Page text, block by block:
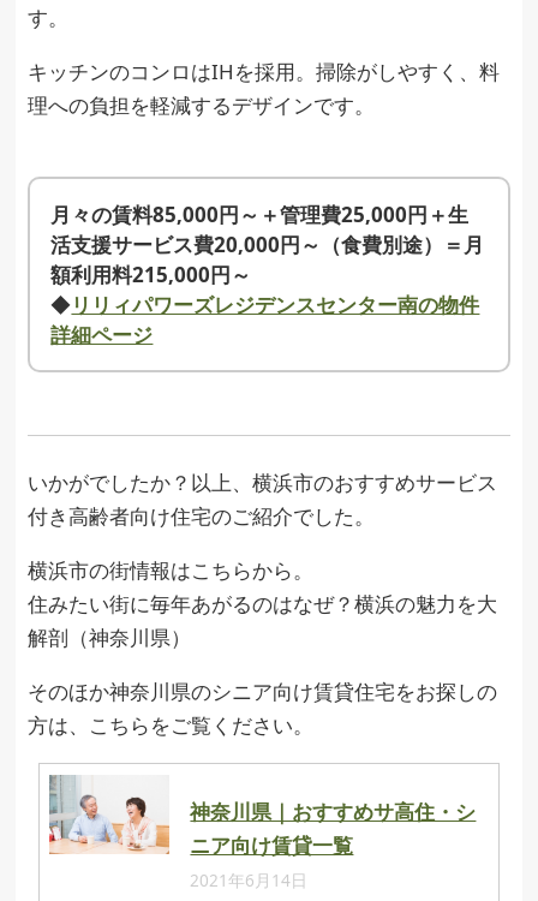
す。
キッチンのコンロはIHを採用。掃除がしやすく、料
理への負担を軽減するデザインです。
月々の賃料85,000円～＋管理費25,000円＋生
活支援サービス費20,000円～（食費別途）＝月
額利用料215,000円～
◆リリィパワーズレジデンスセンター南の物件
詳細ページ
いかがでしたか？以上、横浜市のおすすめサービス
付き高齢者向け住宅のご紹介でした。
横浜市の街情報はこちらから。
住みたい街に毎年あがるのはなぜ？横浜の魅力を大
解剖（神奈川県）
そのほか神奈川県のシニア向け賃貸住宅をお探しの
方は、こちらをご覧ください。
神奈川県｜おすすめサ高住・シ
ニア向け賃貸一覧
2021年6月14日